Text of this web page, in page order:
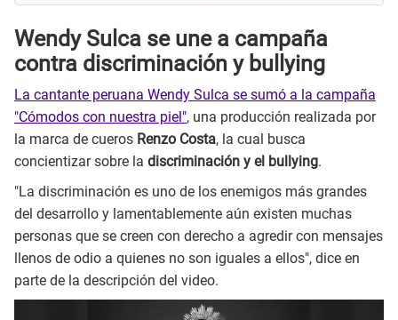
Wendy Sulca se une a campaña
contra discriminación y bullying
La cantante peruana Wendy Sulca se sumó a la campaña
"Cómodos con nuestra piel", una producción realizada por
la marca de cueros Renzo Costa, la cual busca
concientizar sobre la discriminación y el bullying.
"La discriminación es uno de los enemigos más grandes
del desarrollo y lamentablemente aún existen muchas
personas que se creen con derecho a agredir con mensajes
llenos de odio a quienes no son iguales a ellos", dice en
parte de la descripción del video.